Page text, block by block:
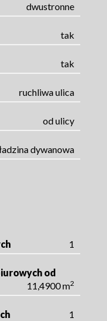
dwustronne
tak
tak
ruchliwa ulica
od ulicy
dywanowa
1
od
11,4900 m2
1